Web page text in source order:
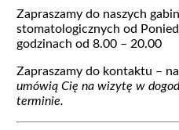
Zapraszamy do naszych
stomatologicznych od
godzinach od 8.00 – 20.00
Zapraszamy do kontaktu –
umówią Cię na wizytę w
terminie.